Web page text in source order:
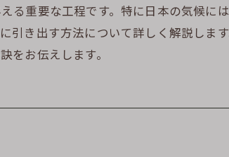
重要な工程です。特に日本の気候に
引き出す方法について詳しく解説しま
をお伝えします。